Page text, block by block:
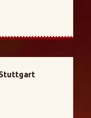
Stuttgart